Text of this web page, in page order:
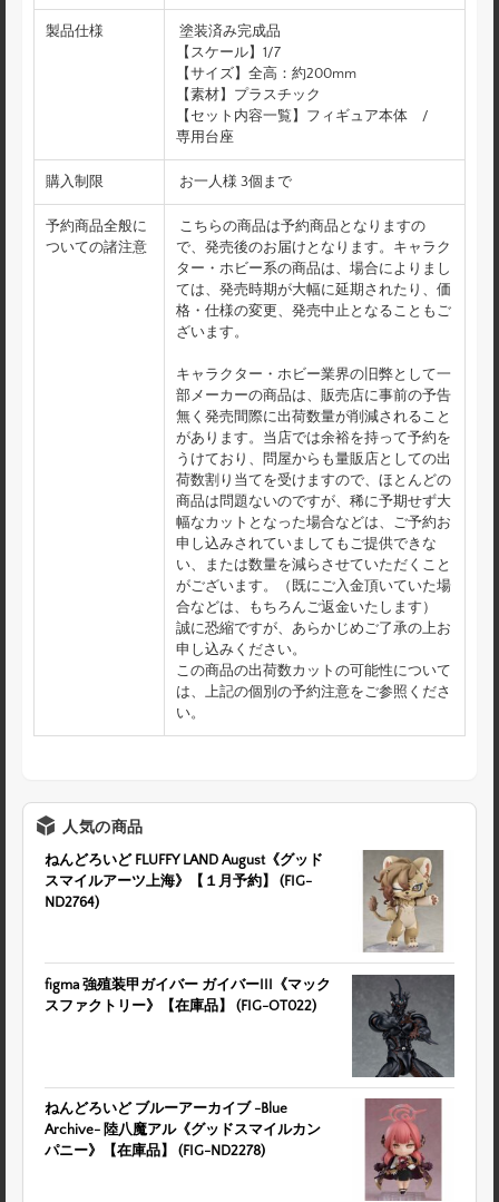
製品仕様
塗装済み完成品
【スケール】1/7
【サイズ】全高：約200mm
【素材】プラスチック
【セット内容一覧】フィギュア本体 /
専用台座
購入制限 お一人様 3個まで
予約商品全般に
ついての諸注意
こちらの商品は予約商品となりますの
で、発売後のお届けとなります。キャラク
ター・ホビー系の商品は、場合によりまし
ては、発売時期が大幅に延期されたり、価
格・仕様の変更、発売中止となることもご
ざいます。
キャラクター・ホビー業界の旧弊として一
部メーカーの商品は、販売店に事前の予告
無く発売間際に出荷数量が削減されること
があります。当店では余裕を持って予約を
うけており、問屋からも量販店としての出
荷数割り当てを受けますので、ほとんどの
商品は問題ないのですが、稀に予期せず大
幅なカットとなった場合などは、ご予約お
申し込みされていましてもご提供できな
い、または数量を減らさせていただくこと
がございます。（既にご入金頂いていた場
合などは、もちろんご返金いたします）
誠に恐縮ですが、あらかじめご了承の上お
申し込みください。
この商品の出荷数カットの可能性について
は、上記の個別の予約注意をご参照くださ
い。
人気の商品
ねんどろいど FLUFFY LAND August《グッド
スマイルアーツ上海》【１月予約】 (FIG-
ND2764)
figma 強殖装甲ガイバー ガイバーIII《マック
スファクトリー》【在庫品】 (FIG-OT022)
ねんどろいど ブルーアーカイブ -Blue
Archive- 陸八魔アル《グッドスマイルカン
パニー》【在庫品】 (FIG-ND2278)